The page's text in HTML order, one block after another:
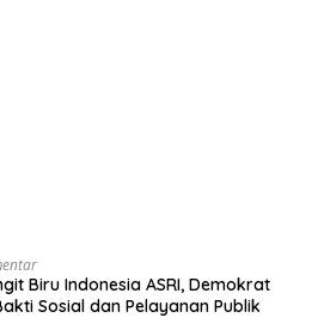
Biru Indonesia ASRI, Demokrat
Sosial dan Pelayanan Publik